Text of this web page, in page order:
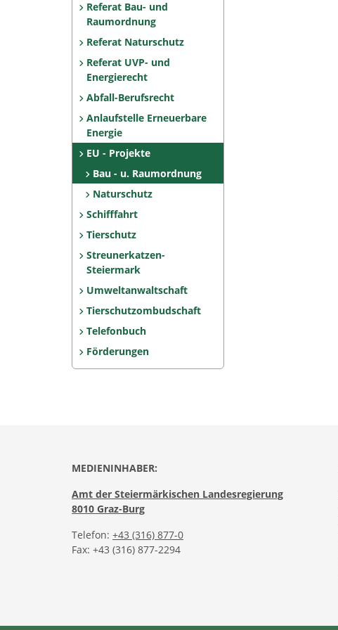
Referat Bau- und
Raumordnung
Referat Naturschutz
Referat UVP- und
Energierecht
Abfall-Berufsrecht
Anlaufstelle Erneuerbare
Energie
EU - Projekte
Bau - u. Raumordnung
Naturschutz
Schifffahrt
Tierschutz
Streunerkatzen-
Steiermark
Umweltanwaltschaft
Tierschutzombudschaft
Telefonbuch
Förderungen
MEDIENINHABER:
Amt der Steiermärkischen Landesregierung
8010 Graz-Burg
Telefon: +43 (316) 877-0
Fax: +43 (316) 877-2294